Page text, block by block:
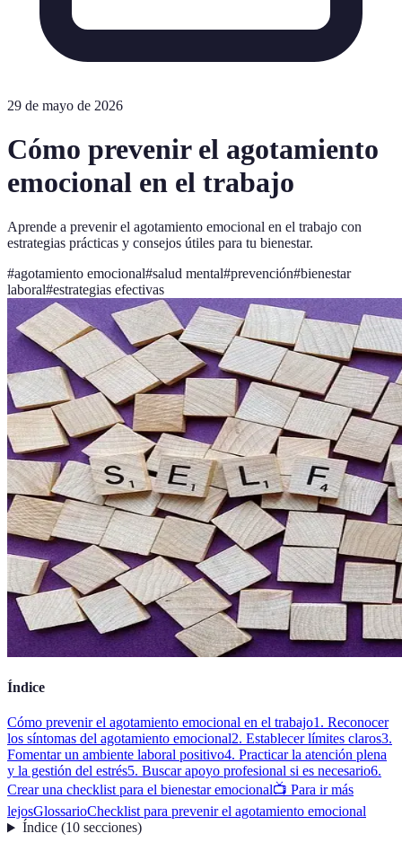
29 de mayo de 2026
Cómo prevenir el agotamiento
emocional en el trabajo
Aprende a prevenir el agotamiento emocional en el trabajo con
estrategias prácticas y consejos útiles para tu bienestar.
#agotamiento emocional#salud mental#prevención#bienestar
laboral#estrategias efectivas
Índice
Cómo prevenir el agotamiento emocional en el trabajo1. Reconocer
los síntomas del agotamiento emocional2. Establecer límites claros3.
Fomentar un ambiente laboral positivo4. Practicar la atención plena
y la gestión del estrés5. Buscar apoyo profesional si es necesario6.
Crear una checklist para el bienestar emocional📺 Para ir más
lejosGlossarioChecklist para prevenir el agotamiento emocional
Índice(10 secciones)